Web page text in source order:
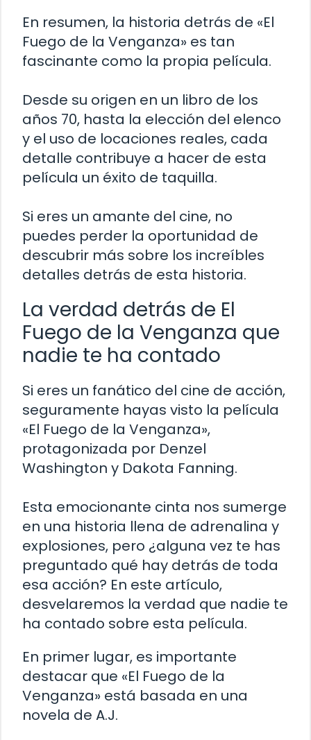
En resumen, la historia detrás de «El
Fuego de la Venganza» es tan
fascinante como la propia película.
Desde su origen en un libro de los
años 70, hasta la elección del elenco
y el uso de locaciones reales, cada
detalle contribuye a hacer de esta
película un éxito de taquilla.
Si eres un amante del cine, no
puedes perder la oportunidad de
descubrir más sobre los increíbles
detalles detrás de esta historia.
La verdad detrás de El
Fuego de la Venganza que
nadie te ha contado
Si eres un fanático del cine de acción,
seguramente hayas visto la película
«El Fuego de la Venganza»,
protagonizada por Denzel
Washington y Dakota Fanning.
Esta emocionante cinta nos sumerge
en una historia llena de adrenalina y
explosiones, pero ¿alguna vez te has
preguntado qué hay detrás de toda
esa acción? En este artículo,
desvelaremos la verdad que nadie te
ha contado sobre esta película.
En primer lugar, es importante
destacar que «El Fuego de la
Venganza» está basada en una
novela de A.J.